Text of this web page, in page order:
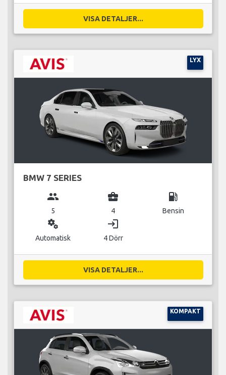
VISA DETALJER...
LYX
BMW 7 SERIES
group
5
business_center
4
local_gas_station
Bensin
miscellaneous_services
Automatisk
login
4 Dörr
VISA DETALJER...
KOMPAKT